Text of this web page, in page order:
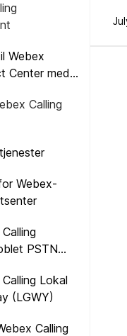
Webex
Center med
Edge-
Calling
Webex-
PSTN
Lokal
(LGWY)
Calling